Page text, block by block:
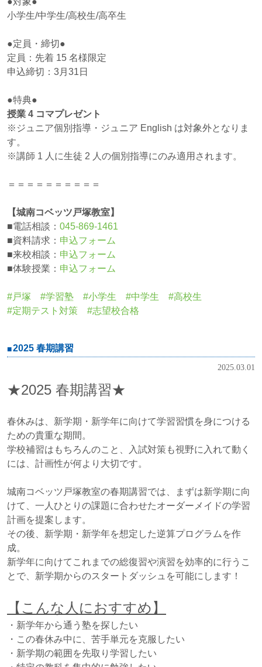
小学生/中学生/高校生/高卒生
●定員・締切●
定員：先着 15 名様限定
申込締切：3月31日
●特典●
授業 4 コマプレゼント
※ジュニア個別指導・ジュニア English は対象外となりま
す。
※講師 1 人に生徒 2 人の個別指導にのみ適用されます。
＝＝＝＝＝＝＝＝＝＝
【城南コベッツ戸塚教室】
■電話相談： 045-869-1461
■資料請求： 申込フォーム
■来校相談： 申込フォーム
■体験授業： 申込フォーム
#戸塚 #学習塾 #小学生 #中学生 #高校生
#定期テスト対策 #志望校合格
2025 春期講習
2025.03.01
★2025 春期講習★
春休みは、新学期・新学年に向けて学習習慣を身につける
ための貴重な期間。
学校補習はもちろんのこと、入試対策も視野に入れて動く
には、計画性が何より大切です。
城南コベッツ戸塚教室の春期講習では、まずは新学期に向
けて、一人ひとりの課題に合わせたオーダーメイドの学習
計画を提案します。
その後、新学期・新学年を想定した逆算プログラムを作
成。
新学年に向けてこれまでの総復習や演習を効率的に行うこ
とで、新学期からのスタートダッシュを可能にします！
【こんな人におすすめ】
・新学年から通う塾を探したい
・この春休み中に、苦手単元を克服したい
・新学期の範囲を先取り学習したい